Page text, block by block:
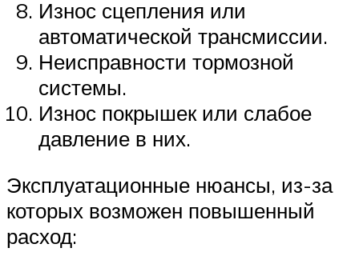
Износ сцепления или
автоматической трансмиссии.
Неисправности тормозной
системы.
Износ покрышек или слабое
давление в них.
Эксплуатационные нюансы, из-за
которых возможен повышенный
расход: